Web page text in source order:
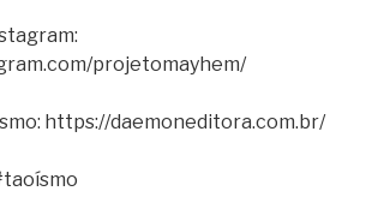
projetomayhem/
https://daemoneditora.com.br/